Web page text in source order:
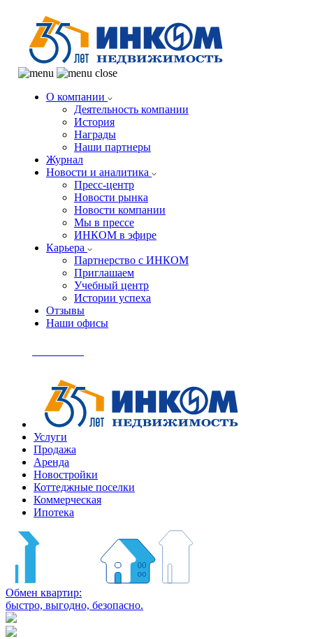
О компании
Деятельность компании
История
Награды
Наши партнеры
Журнал
Новости и аналитика
Пресс-центр
Новости рынка
Новости компании
Мы в прессе
ИНКОМ в эфире
Карьера
Партнерство с ИНКОМ
Приглашаем
Учебный центр
Истории успеха
Отзывы
Наши офисы
Услуги
Продажа
Аренда
Новостройки
Коттеджные поселки
Коммерческая
Ипотека
Обмен квартир:
быстро, выгодно, безопасно.